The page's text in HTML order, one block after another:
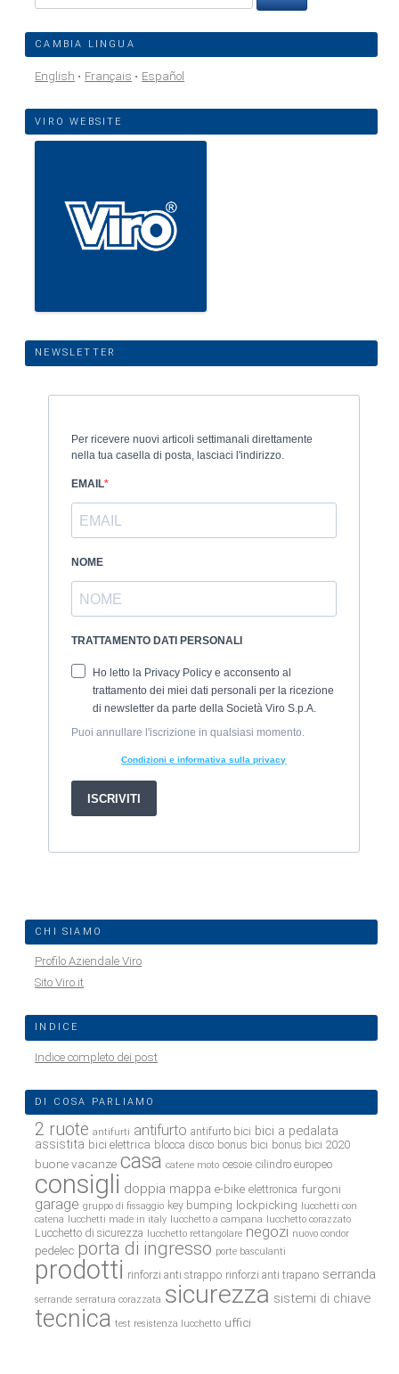
per:
CAMBIA LINGUA
English Français Español
VIRO WEBSITE
NEWSLETTER
CHI SIAMO
Profilo Aziendale Viro
Sito Viro.it
INDICE
Indice completo dei post
DI COSA PARLIAMO
2 ruote antifurti antifurto antifurto bici bici a pedalata
assistita bici elettrica blocca disco bonus bici bonus bici 2020
buone vacanze casa catene moto cesoie cilindro europeo
consigli doppia mappa e-bike elettronica furgoni
garage gruppo di fissaggio key bumping lockpicking lucchetti con
catena lucchetti made in italy lucchetto a campana lucchetto corazzato
Lucchetto di sicurezza lucchetto rettangolare negozi nuovo condor
pedelec porta di ingresso porte basculanti
prodotti rinforzi anti strappo rinforzi anti trapano serranda
serrande serratura corazzata sicurezza sistemi di chiave
tecnica test resistenza lucchetto uffici